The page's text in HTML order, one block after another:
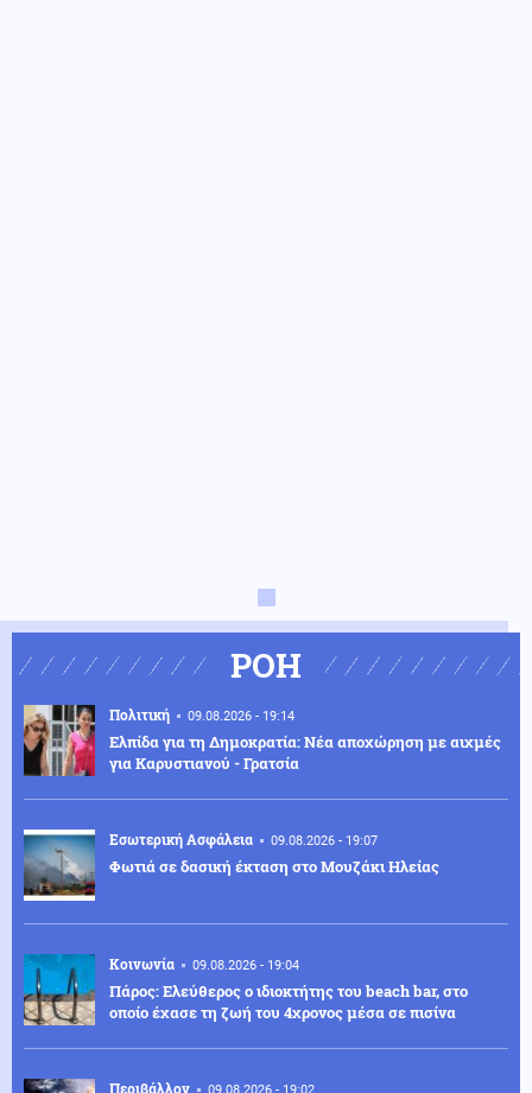
ΡΟΗ
Πολιτική 09.08.2026 - 19:14
Ελπίδα για τη Δημοκρατία: Νέα αποχώρηση με αιχμές
για Καρυστιανού - Γρατσία
Εσωτερική Ασφάλεια 09.08.2026 - 19:07
Φωτιά σε δασική έκταση στο Μουζάκι Ηλείας
Κοινωνία 09.08.2026 - 19:04
Πάρος: Ελεύθερος ο ιδιοκτήτης του beach bar, στο
οποίο έχασε τη ζωή του 4χρονος μέσα σε πισίνα
Περιβάλλον 09.08.2026 - 19:02